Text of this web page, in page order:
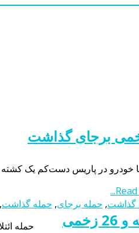
دست‌کم یک کشته و ۸ زخمی برجای گذاشت حمله با خودرو در پاریس‌ دست‌کم یک کشته و ۸ زخمی برجای
Read
گذاشت, حمله برجای, حمله گذاشت,
حمله ائتلاف آمریکا در
حمله انتحاری به هتلی در پایتخت سومالی 17 کشته و 26 زخمی